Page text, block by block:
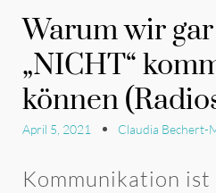
Warum wir
„NICHT“
können
April 5, 2021 Claudia Bechert-
Kommunikation